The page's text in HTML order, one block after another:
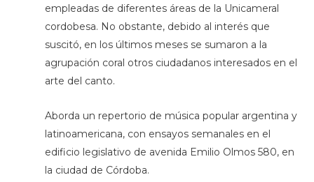
empleadas de diferentes áreas de la Unicameral
cordobesa. No obstante, debido al interés que
suscitó, en los últimos meses se sumaron a la
agrupación coral otros ciudadanos interesados en el
arte del canto.
Aborda un repertorio de música popular argentina y
latinoamericana, con ensayos semanales en el
edificio legislativo de avenida Emilio Olmos 580, en
la ciudad de Córdoba.